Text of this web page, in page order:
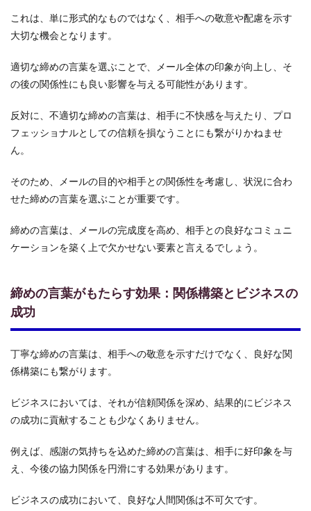
面に
合わ
せた
シー
ンで
る締
言
葉：
基本
用
2.1
締め
汎用
高い
表現
状況
に応
じた
の言
葉：
依
これは、単に形式的なものではなく、相手への敬意や配慮を示す
大切な機会となります。
適切な締めの言葉を選ぶことで、メール全体の印象が向上し、そ
の後の関係性にも良い影響を与える可能性があります。
反対に、不適切な締めの言葉は、相手に不快感を与えたり、プロ
フェッショナルとしての信頼を損なうことにも繋がりかねませ
ん。
そのため、メールの目的や相手との関係性を考慮し、状況に合わ
せた締めの言葉を選ぶことが重要です。
締めの言葉は、メールの完成度を高め、相手との良好なコミュニ
ケーションを築く上で欠かせない要素と言えるでしょう。
締めの言葉がもたらす効果：関係構築とビジネスの
成功
丁寧な締めの言葉は、相手への敬意を示すだけでなく、良好な関
係構築にも繋がります。
ビジネスにおいては、それが信頼関係を深め、結果的にビジネス
の成功に貢献することも少なくありません。
例えば、感謝の気持ちを込めた締めの言葉は、相手に好印象を与
え、今後の協力関係を円滑にする効果があります。
ビジネスの成功において、良好な人間関係は不可欠です。